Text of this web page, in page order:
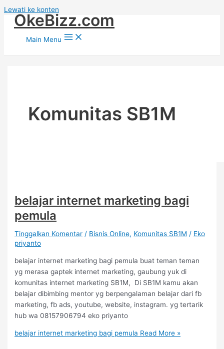
Lewati ke konten
OkeBizz.com
Main Menu
Komunitas SB1M
belajar internet marketing bagi
pemula
Tinggalkan Komentar / Bisnis Online, Komunitas SB1M / Eko
priyanto
belajar internet marketing bagi pemula buat teman teman
yg merasa gaptek internet marketing, gaubung yuk di
komunitas internet marketing SB1M, Di SB1M kamu akan
belajar dibimbing mentor yg berpengalaman belajar dari fb
marketing, fb ads, youtube, website, instagram. yg tertarik
hub wa 08157906794 eko priyanto
belajar internet marketing bagi pemula Read More »